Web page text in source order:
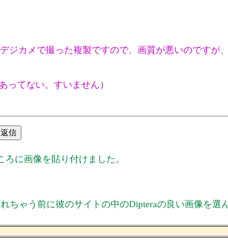
カメで撮った複製ですので、画質が悪いのですが
てない。すいません）
に画像を貼り付けました。
ゃう前に彼のサイトの中のDipteraの良い画像を選